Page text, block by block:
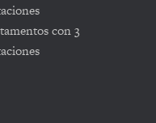
con 3